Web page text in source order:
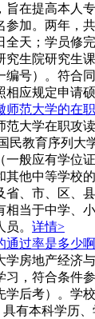
旨在提高本人
参加。两年，
全天；学员修
究生院研究生
编号）。符合
应规定申请硕
师范大学的在
范大学在职攻
民教育序列大
一般应有学位
其他中等学校
省、市、区、
相当于中学、
。 详情>
通过率是多少
学房地产经济
习，符合条件
学后考）。学
有本科学历